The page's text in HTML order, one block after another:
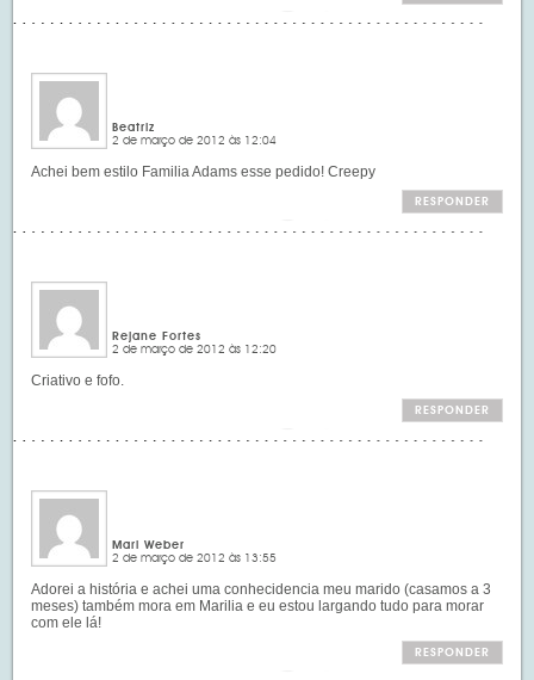
Beatriz
2 de março de 2012 às 12:04
Achei bem estilo Familia Adams esse pedido! Creepy
RESPONDER
Rejane Fortes
2 de março de 2012 às 12:20
Criativo e fofo.
RESPONDER
Mari Weber
2 de março de 2012 às 13:55
Adorei a história e achei uma conhecidencia meu marido (casamos a 3
meses) também mora em Marilia e eu estou largando tudo para morar
com ele lá!
RESPONDER